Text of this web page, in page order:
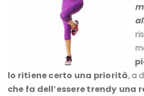
lo ritiene certo una priorità, a
che fa dell’essere trendy una